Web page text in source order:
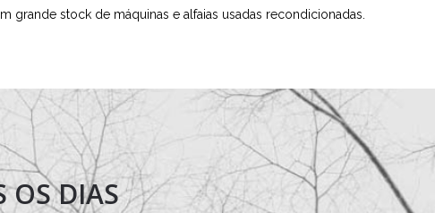
grande stock de máquinas e alfaias usadas recondicionadas.
OS DIAS